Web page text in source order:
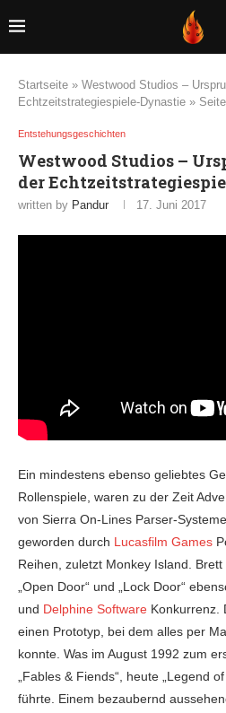
Startseite » Westwood Studios –
Echtzeitstrategiespiele-Dynastie »
Entstehungsgeschichten
Westwood Studios –
der
written by Pandur 17. Juni 2017
Ein mindestens ebenso geliebtes
Rollenspiele, waren zu der Zeit
von Sierra On-Lines Parser-
geworden durch Lucasfilm Games
Reihen, zuletzt Monkey Island.
„Open Door“ und „Lock Door“
und Delphine Software Konkurrenz.
einen Prototyp, bei dem alles per
konnte. Was im August 1992 zum
„Fables & Fiends“, heute „Legend
führte. Einem bezaubernd